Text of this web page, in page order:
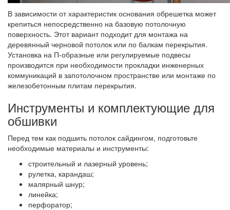
В зависимости от характеристик основания обрешетка может
крепиться непосредственно на базовую потолочную
поверхность. Этот вариант подходит для монтажа на
деревянный черновой потолок или по балкам перекрытия.
Установка на П-образные или регулируемые подвесы
производится при необходимости прокладки инженерных
коммуникаций в запотолочном пространстве или монтаже по
железобетонным плитам перекрытия.
Инструменты и комплектующие для
обшивки
Перед тем как подшить потолок сайдингом, подготовьте
необходимые материалы и инструменты:
строительный и лазерный уровень;
рулетка, карандаш;
малярный шнур;
линейка;
перфоратор;